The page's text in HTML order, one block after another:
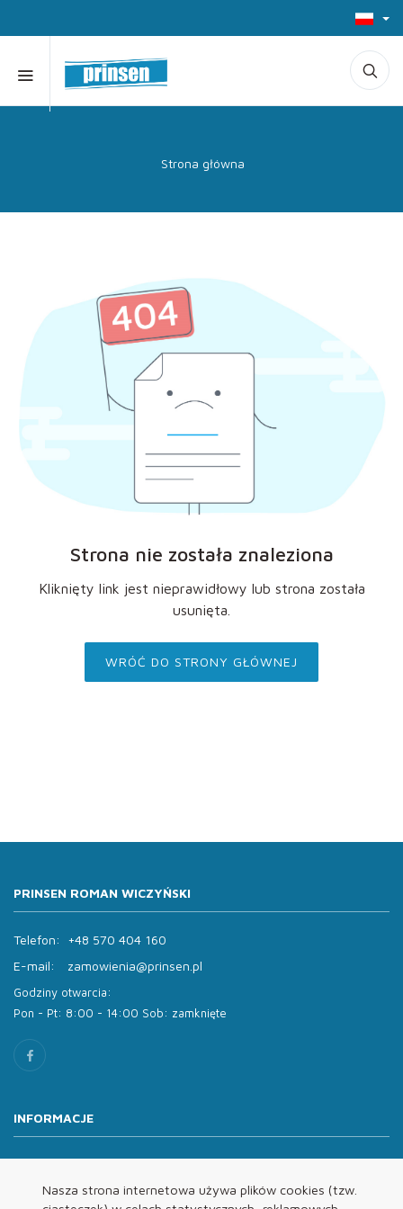
Nasza strona internetowa używa plików cookies (tzw.
Strona główna
Strona nie została znaleziona
Kliknięty link jest nieprawidłowy lub strona została
usunięta.
WRÓĆ DO STRONY GŁÓWNEJ
PRINSEN ROMAN WICZYŃSKI
Telefon:
+48 570 404 160
E-mail:
zamowienia@prinsen.pl
Godziny otwarcia:
Pon - Pt: 8:00 - 14:00 Sob: zamknięte
INFORMACJE
Oferta